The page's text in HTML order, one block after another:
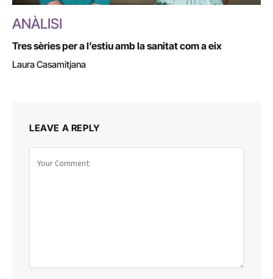
ANÀLISI
Tres sèries per a l’estiu amb la sanitat com a eix
Laura Casamitjana
LEAVE A REPLY